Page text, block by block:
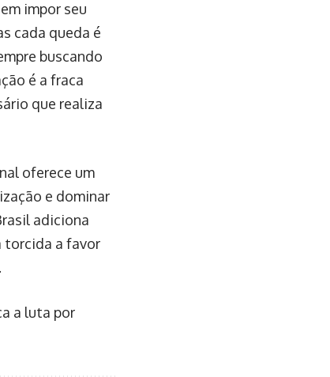
impor seu
cada queda é
buscando
é a fraca
que realiza
oferece um
e dominar
adiciona
torcida a favor
a luta por